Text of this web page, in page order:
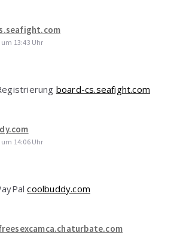
um 13:43 Uhr
board-cs.seafight.com
um 14:06 Uhr
coolbuddy.com